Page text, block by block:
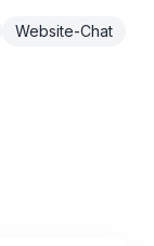
Website-Chat